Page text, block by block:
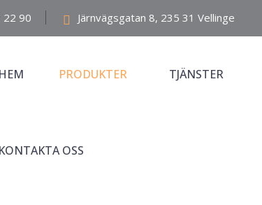
22 90 Järnvägsgatan 8, 235 31 Vellinge
HEM PRODUKTER TJÄNSTER
KONTAKTA OSS